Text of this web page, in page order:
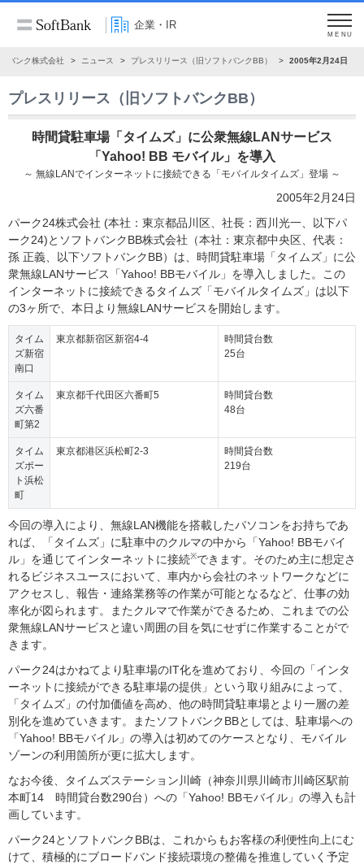
企業・IR
MENU
バンク株式会社 ニュース プレスリリース（旧ソフトバンクBB） 2005年2月24日
プレスリリース（旧ソフトバンクBB）
時間貸駐車場「タイムズ」に公衆無線LANサービス
「Yahoo! BB モバイル」を導入
～ 無線LANでインターネットに接続できる「モバイルタイムズ」登場 ～
2005年2月24日
パーク24株式会社 (本社：東京都品川区、社長：西川光一、以下パ
ーク24)とソフトバンクBB株式会社（本社：東京都中央区、代表：
孫 正義、以下ソフトバンクBB）は、時間貸駐車場「タイムズ」に公
衆無線LANサービス「Yahoo! BBモバイル」を導入しました。この
インターネットに接続できるタイムズ「モバイルタイムズ」は以下
の3ヶ所で、本日より無線LANサービスを開始します。
タイム
ズ新宿
南口
東京都新宿区新宿4-4
時間貸台数
25台
タイム
ズ六番
町第2
東京都千代田区六番町5
時間貸台数
48台
タイム
ズポー
ト浜松
町
東京都港区浜松町2-3
時間貸台数
219台
今回の導入により、無線LAN機能を搭載したパソコンをお持ちであ
れば、「タイムズ」に駐車中のクルマの中から「Yahoo! BBモバイ
ル」を通じてインターネットに接続※できます。そのため主に想定さ
れるビジネスユースにおいて、車内から会社のネットワークなどに
アクセスし、報告・連絡業務等の作業が可能となるなど、仕事の効
率化が図られます。またクルマで作業ができるため、これまでの公
衆無線LANサービスと違い周囲の目を気にせずに作業することがで
きます。
パーク24はかねてより駐車場のIT化を進めており、今回の「インタ
ーネットに接続ができる駐車場の提供」という取り組みによって、
「タイムズ」の付加価値を高め、他の時間貸駐車場とより一層の差
別化を進めていきます。またソフトバンクBBとしては、駐車場への
「Yahoo! BBモバイル」の導入は初めてのケースとなり、モバイル
ゾーンの利用箇所が更に拡大します。
なお今後、タイムズステーション川崎（神奈川県川崎市川崎区駅前
本町14 時間貸台数290台）への「Yahoo! BBモバイル」の導入も計
画しています。
パーク24とソフトバンクBBは、これからもお客様の利便性向上にむ
けて、積極的にブロードバンド接続環境の整備を推進していく予定